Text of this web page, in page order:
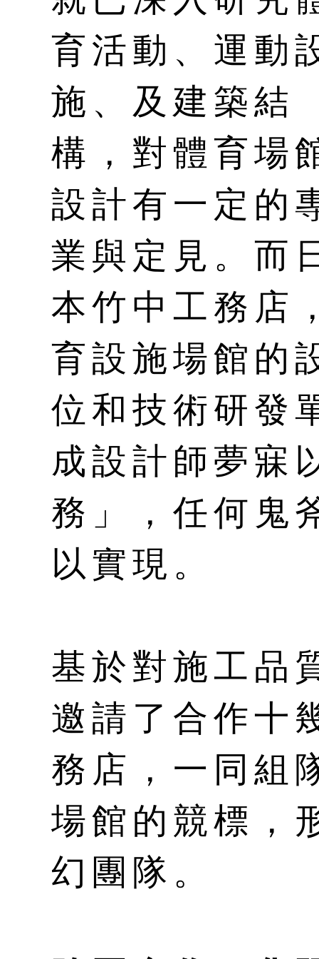
育活動、運動
施、及建築結
構，對體育場
設計有一定的
業與定見。而
本竹中工務店
育設施場館的
位和技術研發
成設計師夢寐
務」，任何鬼
以實現。
基於對施工品
邀請了合作十
務店，一同組
場館的競標，
幻團隊。